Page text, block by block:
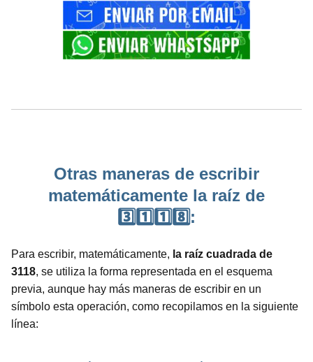
Otras maneras de escribir
matemáticamente la raíz de
3️⃣1️⃣1️⃣8️⃣:
Para escribir, matemáticamente, la raíz cuadrada de
3118, se utiliza la forma representada en el esquema
previa, aunque hay más maneras de escribir en un
símbolo esta operación, como recopilamos en la siguiente
línea: